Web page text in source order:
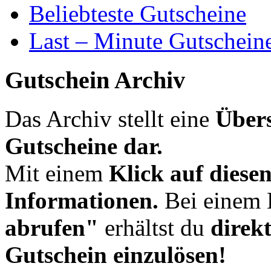
Beliebteste Gutscheine
Last – Minute
Gutschein Archiv
Das Archiv stellt eine
Gutscheine dar.
Mit einem Klick auf
Informationen. Bei
abrufen" erhältst du
Gutschein einzulösen!